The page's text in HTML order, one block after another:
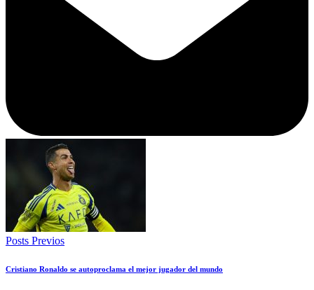
Posts Previos
Cristiano Ronaldo se autoproclama el mejor jugador del mundo